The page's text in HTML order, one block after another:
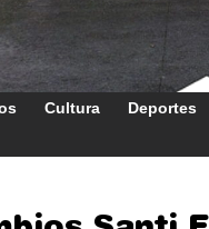
Cultura
Deportes